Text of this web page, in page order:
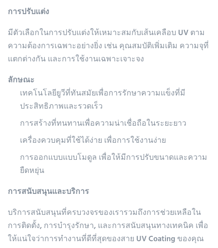
การปรับแต่ง
มีตัวเลือกในการปรับแต่งให้เหมาะสมกับเส้นเคลือบ UV ตาม
ความต้องการเฉพาะอย่างยิ่ง เช่น คุณสมบัติเพิ่มเติม ความจุที่
แตกต่างกัน และการใช้งานเฉพาะเจาะจง
ลักษณะ
เทคโนโลยียูวีที่ทันสมัยเพื่อการรักษาความแข็งที่มี
ประสิทธิภาพและรวดเร็ว
การสร้างที่ทนทานเพื่อความน่าเชื่อถือในระยะยาว
เครื่องควบคุมที่ใช้ได้ง่าย เพื่อการใช้งานง่าย
การออกแบบแบบโมดูล เพื่อให้มีการปรับขนาดและความ
ยืดหยุ่น
การสนับสนุนและบริการ
บริการสนับสนุนที่ครบวงจรของเรารวมถึงการช่วยเหลือใน
การติดตั้ง, การบํารุงรักษา, และการสนับสนุนทางเทคนิค เพื่อ
ให้แน่ใจว่าการทํางานที่ดีที่สุดของสาย UV Coating ของคุณ